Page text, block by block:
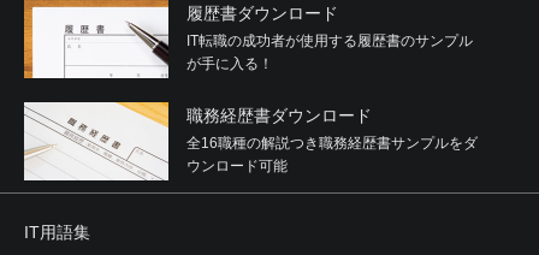
履歴書ダウンロード
IT転職の成功者が使用する履歴書のサンプル
が手に入る！
職務経歴書ダウンロード
全16職種の解説つき職務経歴書サンプルをダ
ウンロード可能
IT用語集